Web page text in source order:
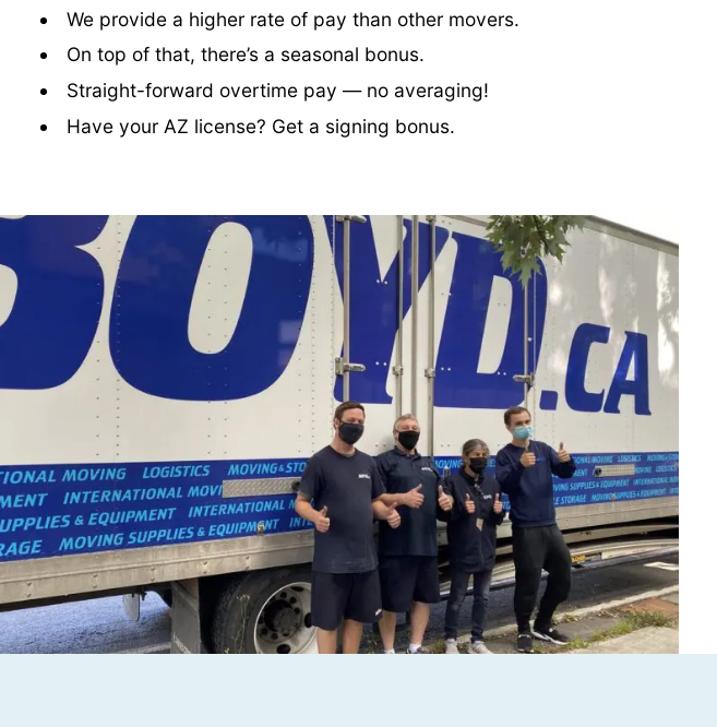
We provide a higher rate of pay than other movers.
On top of that, there’s a seasonal bonus.
Straight-forward overtime pay — no averaging!
Have your AZ license? Get a signing bonus.